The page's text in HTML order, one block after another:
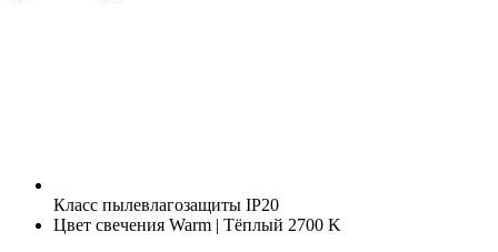
Класс пылевлагозащиты IP20
Цвет свечения Warm | Тёплый 2700 K